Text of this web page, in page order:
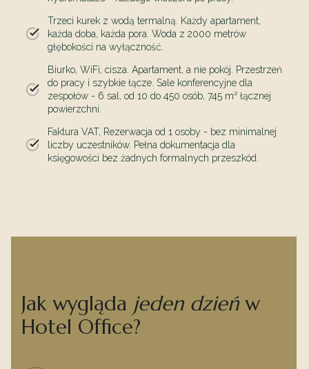
Trzeci kurek z wodą termalną. Każdy apartament,
każda doba, każda pora. Woda z 2000 metrów
głębokości na wyłączność.
Biurko, WiFi, cisza. Apartament, a nie pokój. Przestrzeń
do pracy i szybkie łącze. Sale konferencyjne dla
zespołów - 6 sal, od 10 do 450 osób, 745 m² łącznej
powierzchni.
Faktura VAT, Rezerwacja od 1 osoby - bez minimalnej
liczby uczestników. Pełna dokumentacja dla
księgowości bez żadnych formalnych przeszkód.
Jak wygląda jeden dzieńw
Hotel Office?